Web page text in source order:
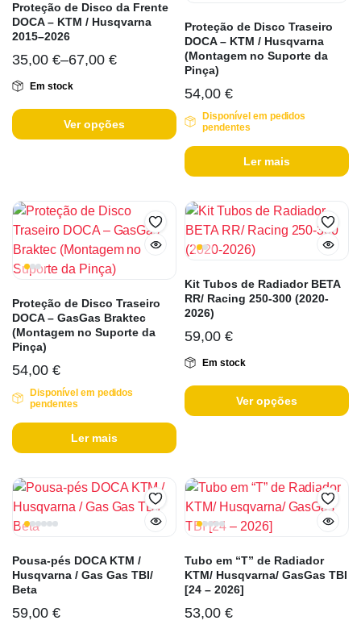
Proteção de Disco da Frente
DOCA – KTM / Husqvarna
2015–2026
35,00 €–67,00 €
Em stock
Ver opções
Proteção de Disco Traseiro
DOCA – KTM / Husqvarna
(Montagem no Suporte da
Pinça)
54,00 €
Disponível em pedidos
pendentes
Ler mais
Proteção de Disco Traseiro
DOCA – GasGas Braktec
(Montagem no Suporte da
Pinça)
54,00 €
Disponível em pedidos
pendentes
Ler mais
Kit Tubos de Radiador BETA
RR/ Racing 250-300 (2020-
2026)
59,00 €
Em stock
Ver opções
Pousa-pés DOCA KTM /
Husqvarna / Gas Gas TBI/
Beta
59,00 €
Tubo em “T” de Radiador
KTM/ Husqvarna/ GasGas TBI
[24 – 2026]
53,00 €